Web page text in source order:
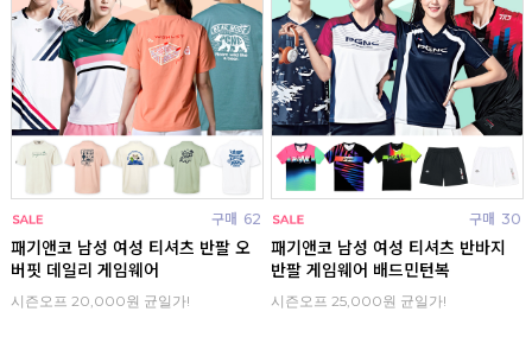
구매 62
패기앤코 남성 여성 티셔츠 반팔 오
버핏 데일리 게임웨어
시즌오프 20,000원 균일가!
구매 30
패기앤코 남성 여성 티셔츠 반바지
반팔 게임웨어 배드민턴복
시즌오프 25,000원 균일가!